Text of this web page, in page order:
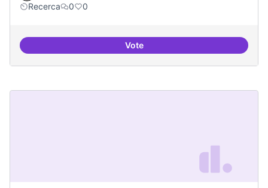
Recerca
0 0
VoteBeques de recerca per